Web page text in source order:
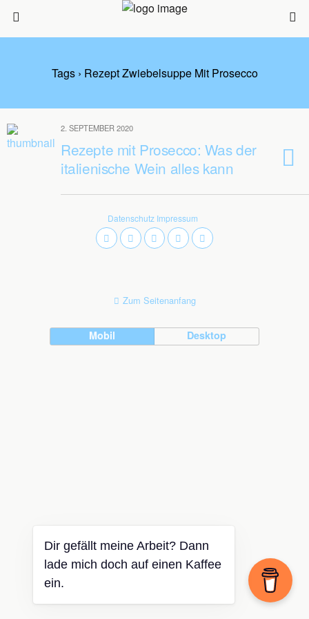
Tags › Rezept Zwiebelsuppe Mit Prosecco
2. SEPTEMBER 2020
Rezepte mit Prosecco: Was der
italienische Wein alles kann
Datenschutz Impressum
Zum Seitenanfang
Mobil Desktop
Dir gefällt meine Arbeit? Dann
lade mich doch auf einen Kaffee
ein.